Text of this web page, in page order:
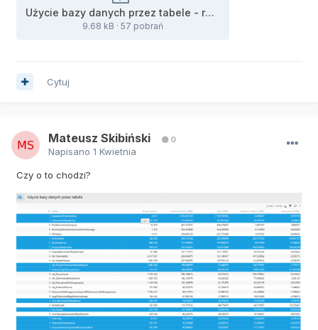
Użycie bazy danych przez tabele - raport SQL.xml
9.68 kB · 57 pobrań
Cytuj
Mateusz Skibiński 0
Napisano 1 Kwietnia
Czy o to chodzi?